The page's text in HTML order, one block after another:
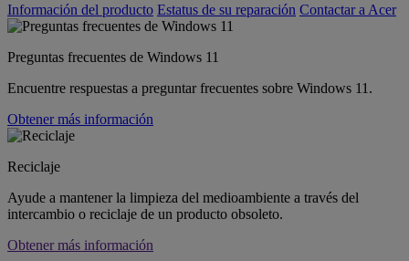
Información del producto Estatus de su reparación Contactar a Acer
Preguntas frecuentes de Windows 11
Encuentre respuestas a preguntar frecuentes sobre Windows 11.
Obtener más información
Reciclaje
Ayude a mantener la limpieza del medioambiente a través del
intercambio o reciclaje de un producto obsoleto.
Obtener más información